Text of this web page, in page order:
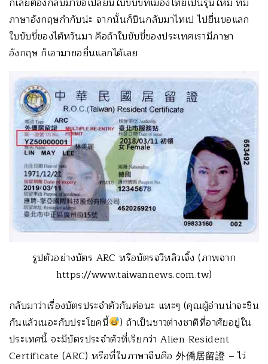
ภาษาอังกฤษกำกับน่ะ จากนั้นก็บินกลับมาไทเป ไปยื่นขอแลก
ใบขับขี่ของไต้หวันมา คือถ้าใบขับขี่ของประเทศเรามีภาษา
อังกฤษ ก็เอามาขอยื่นแลกได้เลย
รูปตัวอย่างบัตร ARC หรือบัตรจวีหลิวเจิ้ง (ภาพจาก
https://www.taiwannews.com.tw)
กลับมาว่าเรื่องบัตรประจำตัวกันต่อนะ แหะๆ (คุณผู้อ่านน่าจะชิน
กันแล้วเนอะกับประโยคนี้
) ถ้าเป็นชาวต่างชาติที่อาศัยอยู่ใน
ประเทศนี้ จะมีบัตรประจำตัวที่เรียกว่า Alien Resident
Certificate (ARC) หรือที่ในภาษาจีนคือ 外僑居留證 – ไว่